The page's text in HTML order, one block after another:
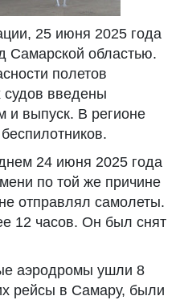
25 июня 2025 года
Самарской областью.
полетов
судов введены
и выпуск. В регионе
24 июня 2025 года
по той же причине
отправлял самолеты.
12 часов. Он был снят
аэродромы ушли 8
рейсы в Самару, были